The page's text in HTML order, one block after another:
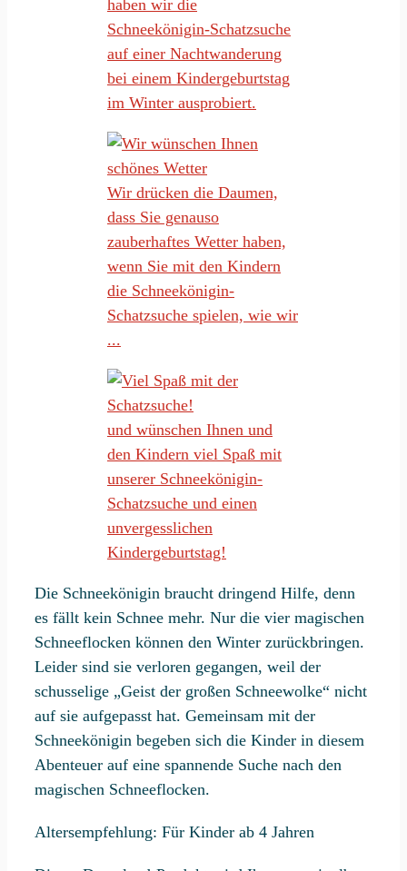
haben wir die
Schneekönigin-Schatzsuche
auf einer Nachtwanderung
bei einem Kindergeburtstag
im Winter ausprobiert.
Wir drücken die Daumen,
dass Sie genauso
zauberhaftes Wetter haben,
wenn Sie mit den Kindern
die Schneekönigin-
Schatzsuche spielen, wie wir
...
und wünschen Ihnen und
den Kindern viel Spaß mit
unserer Schneekönigin-
Schatzsuche und einen
unvergesslichen
Kindergeburtstag!
Die Schneekönigin braucht dringend Hilfe, denn
es fällt kein Schnee mehr. Nur die vier magischen
Schneeflocken können den Winter zurückbringen.
Leider sind sie verloren gegangen, weil der
schusselige „Geist der großen Schneewolke“ nicht
auf sie aufgepasst hat. Gemeinsam mit der
Schneekönigin begeben sich die Kinder in diesem
Abenteuer auf eine spannende Suche nach den
magischen Schneeflocken.
Altersempfehlung: Für Kinder ab 4 Jahren